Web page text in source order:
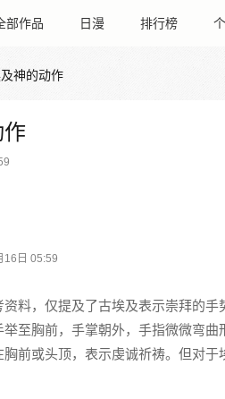
部作品 日漫 排行榜
神的动作
16日 05:59
料，仅提及了古埃及表示崇拜的
至胸前，手掌朝外，手指微微弯曲
前或头顶，表示虔诚祈祷。但对